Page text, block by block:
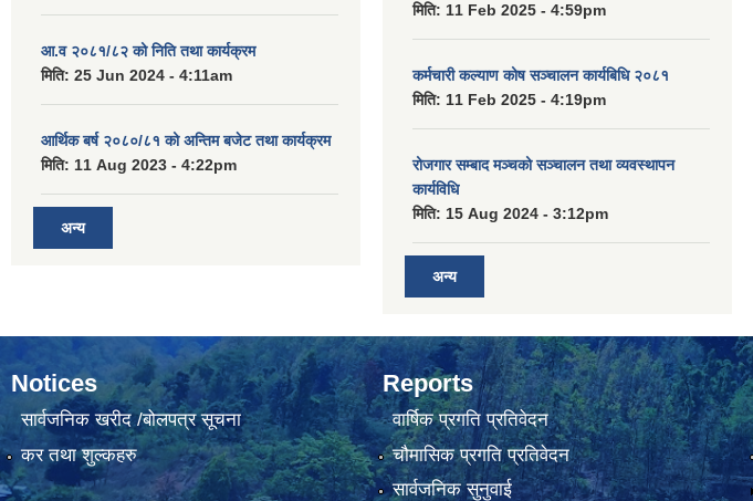
आ.व २०८१/८२ को निति तथा कार्यक्रम
मिति: 25 Jun 2024 - 4:11am
आर्थिक बर्ष २०८०/८१ को अन्तिम बजेट तथा कार्यक्रम
मिति: 11 Aug 2023 - 4:22pm
अन्य
मिति: 11 Feb 2025 - 4:59pm
कर्मचारी कल्याण कोष सञ्चालन कार्यबिधि २०८१
मिति: 11 Feb 2025 - 4:19pm
रोजगार सम्बाद मञ्चको सञ्चालन तथा व्यवस्थापन
कार्यविधि
मिति: 15 Aug 2024 - 3:12pm
अन्य
Notices
सार्वजनिक खरीद /बोलपत्र सूचना
कर तथा शुल्कहरु
Reports
वार्षिक प्रगति प्रतिवेदन
चौमासिक प्रगति प्रतिवेदन
सार्वजनिक सुनुवाई